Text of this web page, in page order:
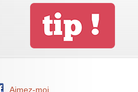
Aimez-moi